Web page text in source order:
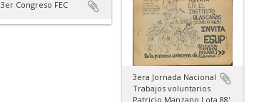
3er Congreso FEC
3era Jornada Nacional
Trabajos voluntarios
Patricio Manzano Lota 88'